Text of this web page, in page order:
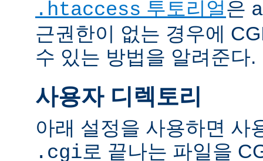
.htaccess 투토리얼은
근권한이 없는 경우에
수 있는 방법을 알려준다.
사용자 디렉토리
아래 설정을 사용하면 사
.cgi로 끝나는 파일을